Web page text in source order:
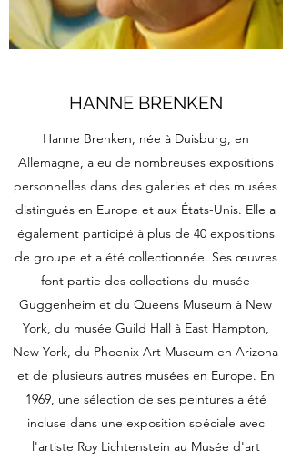
HANNE BRENKEN
Hanne Brenken, née à Duisburg, en
Allemagne, a eu de nombreuses expositions
personnelles dans des galeries et des musées
distingués en Europe et aux États-Unis. Elle a
également participé à plus de 40 expositions
de groupe et a été collectionnée. Ses œuvres
font partie des collections du musée
Guggenheim et du Queens Museum à New
York, du musée Guild Hall à East Hampton,
New York, du Phoenix Art Museum en Arizona
et de plusieurs autres musées en Europe. En
1969, une sélection de ses peintures a été
incluse dans une exposition spéciale avec
l'artiste Roy Lichtenstein au Musée d'art